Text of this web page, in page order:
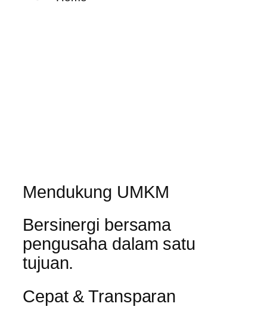
Mendukung UMKM
Bersinergi bersama
pengusaha dalam satu
tujuan.
Cepat & Transparan